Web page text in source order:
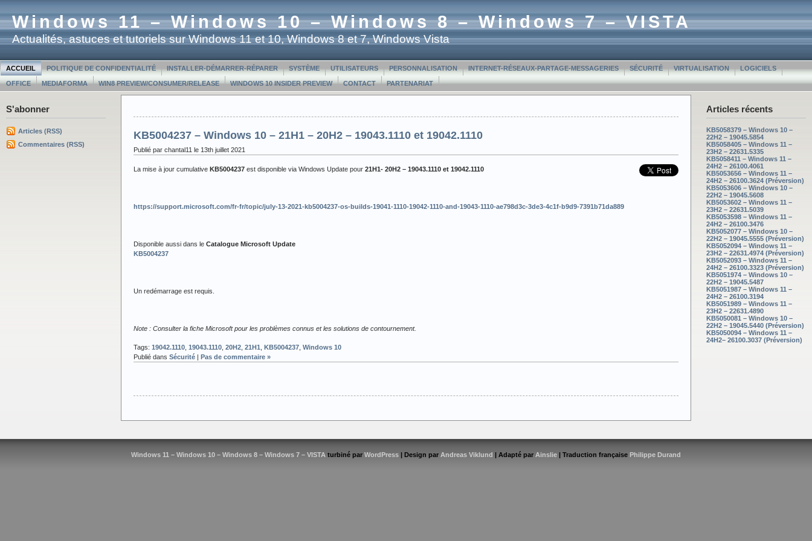
Windows 11 – Windows 10 – Windows 8 – Windows 7 – VISTA
Actualités, astuces et tutoriels sur Windows 11 et 10, Windows 8 et 7, Windows Vista
ACCUEIL POLITIQUE DE CONFIDENTIALITÉ INSTALLER-DÉMARRER-RÉPARER SYSTÈME UTILISATEURS PERSONNALISATION INTERNET-RÉSEAUX-PARTAGE-MESSAGERIES SÉCURITÉ VIRTUALISATION LOGICIELS
OFFICE MEDIAFORMA WIN8 PREVIEW/CONSUMER/RELEASE WINDOWS 10 INSIDER PREVIEW CONTACT PARTENARIAT
S'abonner
Articles (RSS)
Commentaires (RSS)
Articles récents
KB5058379 – Windows 10 –
22H2 – 19045.5854
KB5058405 – Windows 11 –
23H2 – 22631.5335
KB5058411 – Windows 11 –
24H2 – 26100.4061
KB5053656 – Windows 11 –
24H2 – 26100.3624 (Préversion)
KB5053606 – Windows 10 –
22H2 – 19045.5608
KB5053602 – Windows 11 –
23H2 – 22631.5039
KB5053598 – Windows 11 –
24H2 – 26100.3476
KB5052077 – Windows 10 –
22H2 – 19045.5555 (Préversion)
KB5052094 – Windows 11 –
23H2 – 22631.4974 (Préversion)
KB5052093 – Windows 11 –
24H2 – 26100.3323 (Préversion)
KB5051974 – Windows 10 –
22H2 – 19045.5487
KB5051987 – Windows 11 –
24H2 – 26100.3194
KB5051989 – Windows 11 –
23H2 – 22631.4890
KB5050081 – Windows 10 –
22H2 – 19045.5440 (Préversion)
KB5050094 – Windows 11 –
24H2– 26100.3037 (Préversion)
KB5004237 – Windows 10 – 21H1 – 20H2 – 19043.1110 et 19042.1110
Publié par chantal11 le 13th juillet 2021
La mise à jour cumulative KB5004237 est disponible via Windows Update pour 21H1- 20H2 – 19043.1110 et 19042.1110
https://support.microsoft.com/fr-fr/topic/july-13-2021-kb5004237-os-builds-19041-1110-19042-1110-and-19043-1110-ae798d3c-3de3-4c1f-b9d9-7391b71da889
Disponible aussi dans le Catalogue Microsoft Update
KB5004237
Un redémarrage est requis.
Note : Consulter la fiche Microsoft pour les problèmes connus et les solutions de contournement.
Tags: 19042.1110 19043.1110 20H2 21H1 KB5004237 Windows 10
Publié dans Sécurité | Pas de commentaire »
Windows 11 – Windows 10 – Windows 8 – Windows 7 – VISTA turbiné par WordPress | Design par Andreas Viklund | Adapté par Ainslie | Traduction française Philippe Durand